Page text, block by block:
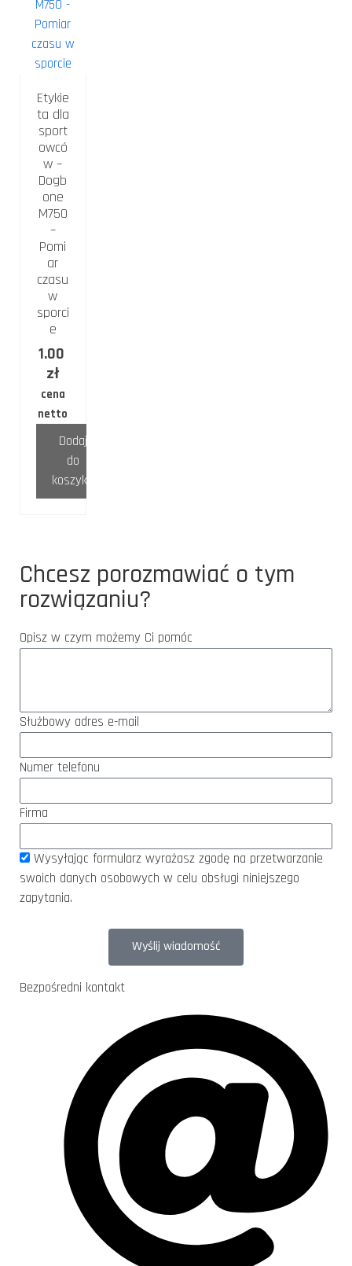
Etykie
ta dla
sport
owcó
w –
Dogb
one
M750
–
Pomi
ar
czasu
w
sporci
e
1.00
zł
cena
netto
Dodaj
do
koszyka
Chcesz porozmawiać o tym
rozwiązaniu?
Opisz w czym możemy Ci pomóc
Służbowy adres e-mail
Numer telefonu
Firma
Wysyłając formularz wyrażasz zgodę na przetwarzanie
swoich danych osobowych w celu obsługi niniejszego
zapytania.
Wyślij wiadomość
Bezpośredni kontakt